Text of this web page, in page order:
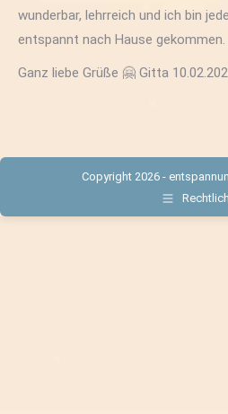
wunderbar, lehrreich und ich bin
entspannt nach Hause gekommen.
Ganz liebe Grüße 🤗 Gitta
Copyright 2026 -